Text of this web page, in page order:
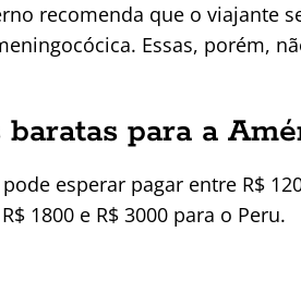
recomenda que o viajante
Essas, porém,
baratas para a
esperar pagar entre R$
1800 e R$ 3000 para o Peru.